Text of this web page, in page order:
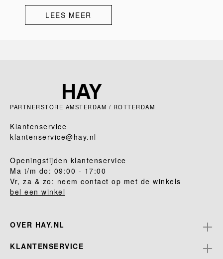
LEES MEER
PARTNERSTORE AMSTERDAM / ROTTERDAM
Klantenservice
klantenservice@hay.nl
Openingstijden klantenservice
Ma t/m do: 09:00 - 17:00
Vr, za & zo: neem contact op met de winkels
bel een winkel
OVER HAY.NL
KLANTENSERVICE